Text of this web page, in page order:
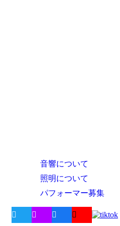
音響について
照明について
パフォーマー募集